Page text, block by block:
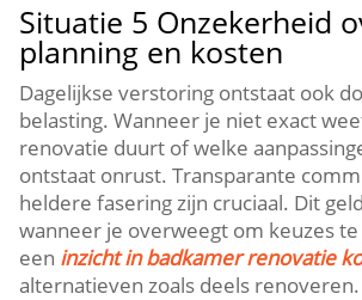
Situatie 5 Onzekerheid
planning en kosten
Dagelijkse verstoring ontstaat ook
belasting.​ Wanneer je niet exact
renovatie duurt of welke
ontstaat onrust.​ Transparante
heldere fasering zijn cruciaal.​ Dit
wanneer je overweegt om keuzes
een inzicht in badkamer renovatie
alternatieven zoals deels renoveren.​